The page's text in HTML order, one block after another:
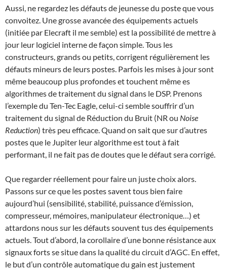
Aussi, ne regardez les défauts de jeunesse du poste que vous
convoitez. Une grosse avancée des équipements actuels
(initiée par Elecraft il me semble) est la possibilité de mettre à
jour leur logiciel interne de façon simple. Tous les
constructeurs, grands ou petits, corrigent régulièrement les
défauts mineurs de leurs postes. Parfois les mises à jour sont
même beaucoup plus profondes et touchent même es
algorithmes de traitement du signal dans le DSP. Prenons
l’exemple du Ten-Tec Eagle, celui-ci semble souffrir d’un
traitement du signal de Réduction du Bruit (NR ou Noise
Reduction) très peu efficace. Quand on sait que sur d’autres
postes que le Jupiter leur algorithme est tout à fait
performant, il ne fait pas de doutes que le défaut sera corrigé.
Que regarder réellement pour faire un juste choix alors.
Passons sur ce que les postes savent tous bien faire
aujourd’hui (sensibilité, stabilité, puissance d’émission,
compresseur, mémoires, manipulateur électronique…) et
attardons nous sur les défauts souvent tus des équipements
actuels. Tout d’abord, la corollaire d’une bonne résistance aux
signaux forts se situe dans la qualité du circuit d’AGC. En effet,
le but d’un contrôle automatique du gain est justement